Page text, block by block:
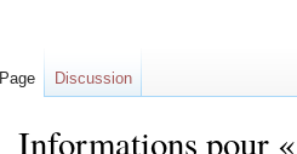
Informations pour
Page Discussion